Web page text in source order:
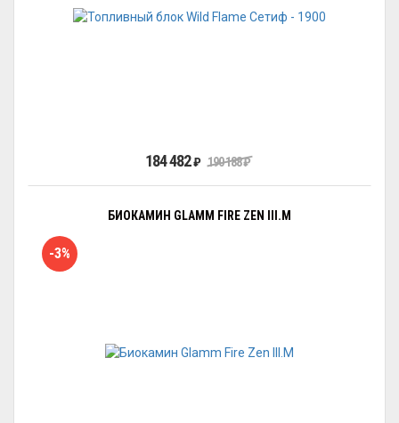
184 482₽ 190 188₽
БИОКАМИН GLAMM FIRE ZEN III.M
-3%